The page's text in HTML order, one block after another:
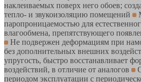
наклеиваемых поверх него обоев;
тепло- и звукоизоляцию помещений
паропроницаемостью для
влагообмена, препятствующего
Не подвержен деформациям при
без дополнительных внешних
упругость, быстро восстанавливает
воздействий, в отличие от аналогов
периодом эксплуатации с